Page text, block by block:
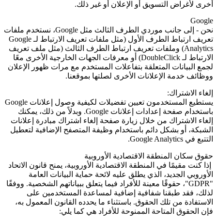
أخرى لأغراض التسويق أو الإعلان أو غير ذلك.
Google
نحن - إلى جانب موردي الطرف الثالث مثل Google، نستخدم ملفات
تعريف ارتباط الطرف الأول (مثل ملفات تعريف الارتباط لـ Google
Analytics) وملفات تعريف ارتباط الطرف الثالث (مثل ملف تعريف
الارتباط لـ DoubleClick) أو معرفات الجهات الخارجية الأخرى معًا
لجمع البيانات المتعلقة بتفاعلات المستخدم مع مرات ظهور الإعلان
ووظائف خدمة الإعلانات الأخرى لصلتها بموقعنا.
إلغاء الاشتراك:
يستطيع المستخدمون تعيين تفضيلات لكيفية وصول إعلانات Google
باستخدام صفحة إعدادات إعلانات Google. وبدلاً من ذلك، يمكنك
إلغاء الاشتراك من خلال زيارة صفحة إلغاء اشتراك مبادرة إعلانات
الشبكة، أو بشكل دائم باستخدام وظيفة المتصفح الإضافية لتعطيل
التتبع في Google Analytics
.
حقوق سكان المنطقة الاقتصادية الأوروبية
إذا كنت مقيمًا في المنطقة الاقتصادية الأوروبية، يمنح قانون الاتحاد
الأوروبي الجديد، الذي يطلق عليه لائحة حماية البيانات العامة
"GDPR"، حقوقًا معينة للأفراد فيما يتعلق ببياناتهم الشخصية. ووفقًا
لذلك، فقد طبقنا شفافية إضافية لمساعدة المستخدمين على
الاستفادة من تلك الحقوق. باستثناء ما يحدده القانون المعمول به،
فإن الحقوق المتاحة الممنوحة للأفراد هي كما يلي: